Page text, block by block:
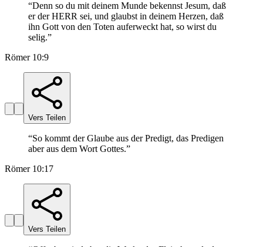
“Denn so du mit deinem Munde bekennst Jesum, daß
er der HERR sei, und glaubst in deinem Herzen, daß
ihn Gott von den Toten auferweckt hat, so wirst du
selig.”
Römer 10:9
Vers Teilen
“So kommt der Glaube aus der Predigt, das Predigen
aber aus dem Wort Gottes.”
Römer 10:17
Vers Teilen